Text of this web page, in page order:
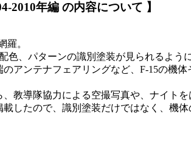
2010年編 の内容について 】
羅。
、パターンの識別塗装が見られるよう
アンテナフェアリングなど、F-15の機
教導隊協力による空撮写真や、ナイト
したので、識別塗装だけではなく、機